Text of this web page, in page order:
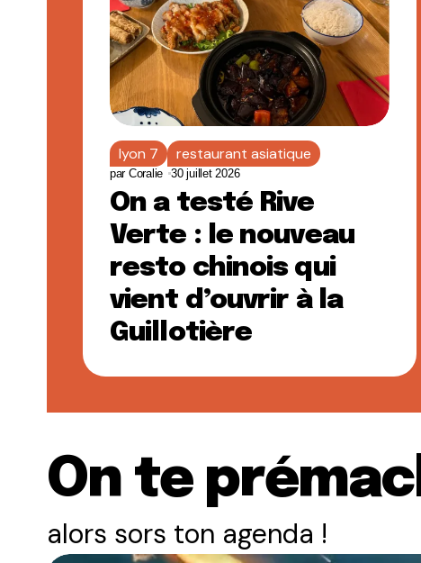
lyon 7 restaurant asiatique
par Coralie 30 juillet 2026
On a testé Rive
Verte : le nouveau
resto chinois qui
vient d’ouvrir à la
Guillotière
On te
alors sors ton agenda !